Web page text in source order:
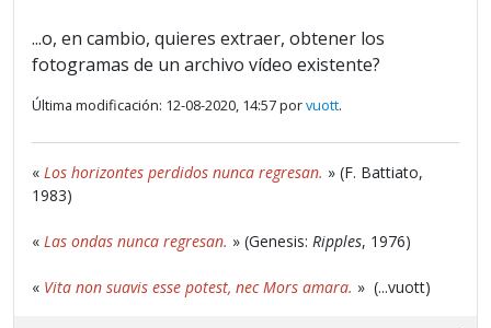
...o, en cambio, quieres extraer, obtener los
fotogramas de un archivo vídeo existente?
Última modificación: 12-08-2020, 14:57 porvuott.
« Los horizontes perdidos nunca regresan. » (F. Battiato,
1983)
« Las ondas nunca regresan. » (Genesis: Ripples, 1976)
« Vita non suavis esse potest, nec Mors amara. » (...vuott)